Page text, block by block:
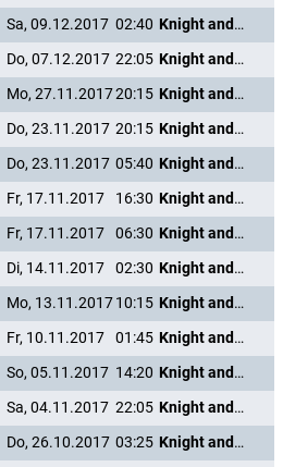
Sa, 09.12.2017 02:40
Knight and Day
Do, 07.12.2017 22:05
Knight and Day
Mo, 27.11.201720:15
Knight and Day
Do, 23.11.2017 20:15
Knight and Day
Do, 23.11.2017 05:40
Knight and Day
Fr, 17.11.2017 16:30
Knight and Day
Fr, 17.11.2017 06:30
Knight and Day
Di, 14.11.2017 02:30
Knight and Day
Mo, 13.11.201710:15
Knight and Day
Fr, 10.11.2017 01:45
Knight and Day
So, 05.11.2017 14:20
Knight and Day
Sa, 04.11.2017 22:05
Knight and Day
Do, 26.10.2017 03:25
Knight and Day